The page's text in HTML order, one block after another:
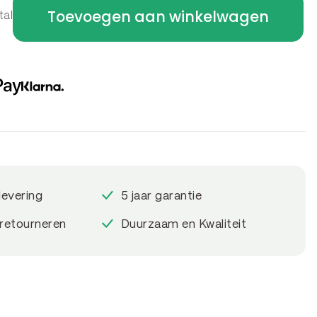
Toevoegen aan winkelwagen
5 jaar garantie
Duurzaam en Kwaliteit